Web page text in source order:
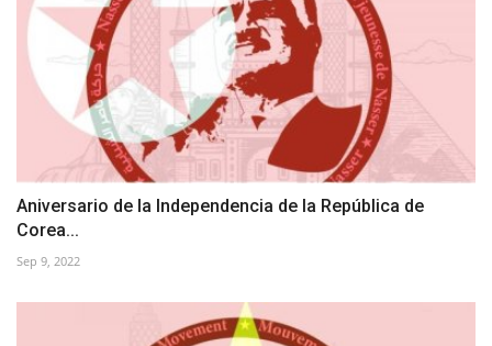
Aniversario de la Independencia de la República de
Corea...
Sep 9, 2022